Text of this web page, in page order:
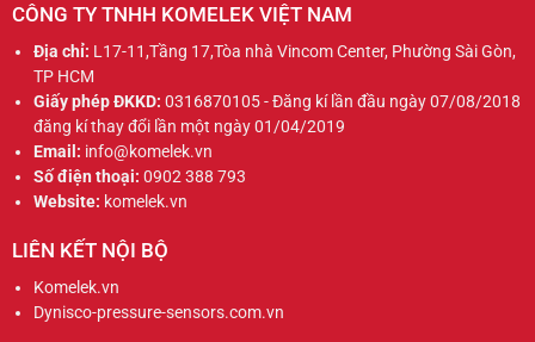
CÔNG TY TNHH KOMELEK VIỆT NAM
Địa chỉ: L17-11,Tầng 17,Tòa nhà Vincom Center, Phường Sài Gòn,
TP HCM
Giấy phép ĐKKD: 0316870105 - Đăng kí lần đầu ngày 07/08/2018
đăng kí thay đổi lần một ngày 01/04/2019
Email: info@komelek.vn
Số điện thoại: 0902 388 793
Website: komelek.vn
LIÊN KẾT NỘI BỘ
Komelek.vn
Dynisco-pressure-sensors.com.vn